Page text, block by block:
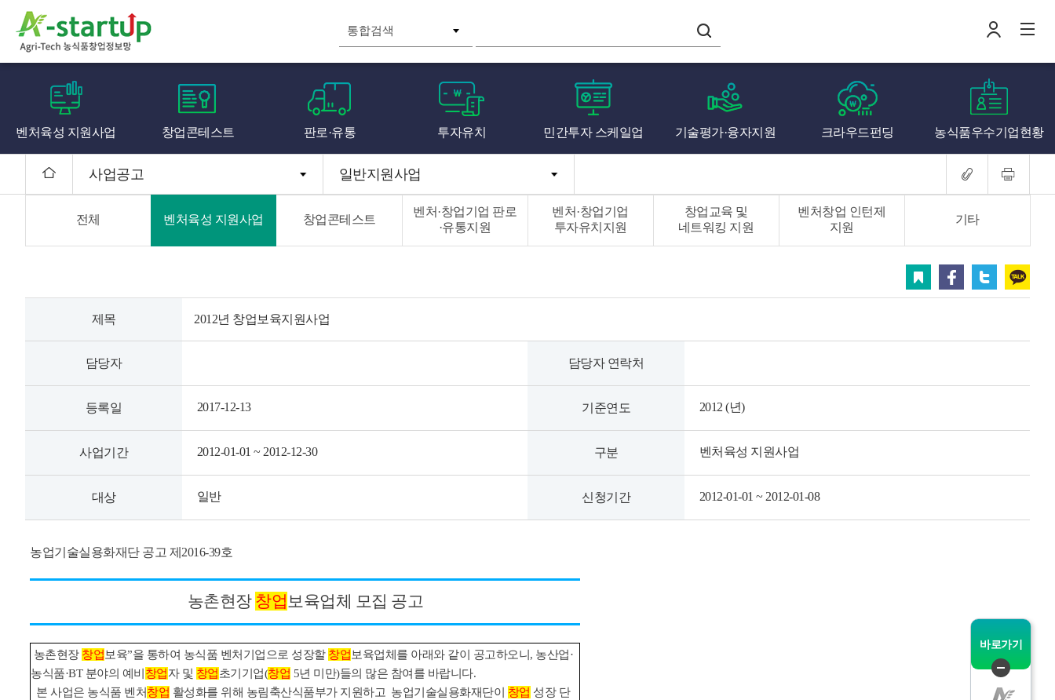
로 전
나의창업일지
벤처육성 지원사업 창업콘테스트 판로·유통 투자유치 민간투자 스케일업 기술평가·융자지원 크라우드펀딩 농식품우수기업현황
사업공고 일반지원사업
전체 벤처육성 지원사업 창업콘테스트
벤처·창업기업 판로
·유통지원
벤처·창업기업
투자유치지원
창업교육 및
네트워킹 지원
벤처창업 인턴제
지원
기타
트위터 카카오
제목 2012년 창업보육지원사업
담당자 담당자 연락처
등록일 2017-12-13 기준연도 2012 (년)
사업기간 2012-01-01 ~ 2012-12-30 구분 벤처육성 지원사업
대상 일반 신청기간 2012-01-01 ~ 2012-01-08
농업기술실용화재단 공고 제2016-39호
농촌현장 창업보육업체 모집 공고
농촌현장 창업보육”을 통하여 농식품 벤처기업으로 성장할 창업보육업체를 아래와 같이 공고하오니, 농산업·
농식품·BT 분야의 예비 창업자 및 창업초기기업(창업 5년 미만)들의 많은 참여를 바랍니다.
본 사업은 농식품 벤처창업 활성화를 위해 농림축산식품부가 지원하고 농업기술실용화재단이 창업 성장 단
바로가기
퀵